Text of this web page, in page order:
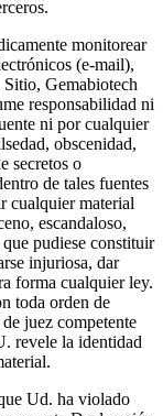
monitorear
(e-mail),
Sitio, Gemabiotech
responsabilidad ni
ni por cualquier
obscenidad,
secretos o
de tales fuentes
cualquier material
escandaloso,
pudiese constituir
injuriosa, dar
forma cualquier ley.
toda orden de
juez competente
revele la identidad
Ud. ha violado